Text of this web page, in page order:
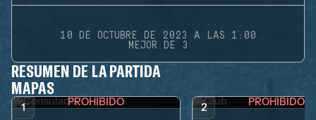
10 DE OCTUBRE DE 2023 A LAS 1:00
MEJOR DE 3
RESUMEN DE LA PARTIDA
MAPAS
1 PROHIBIDO 2 PROHIBIDO